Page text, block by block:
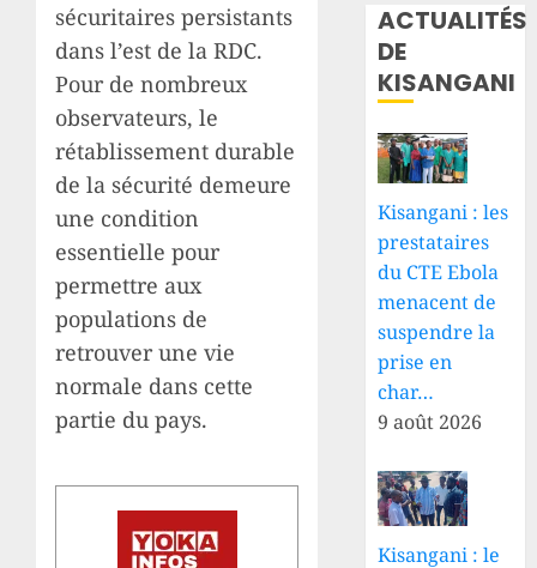
sécuritaires persistants
dans l’est de la RDC.
Pour de nombreux
observateurs, le
rétablissement durable
de la sécurité demeure
une condition
essentielle pour
permettre aux
populations de
retrouver une vie
normale dans cette
partie du pays.
ACTUALITÉS
DE
KISANGANI
Kisangani : les
prestataires
du CTE Ebola
menacent de
suspendre la
prise en
char…
9 août 2026
Kisangani : le